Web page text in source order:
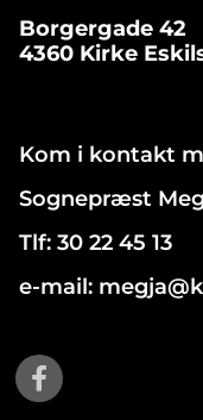
Borgergade 42
4360 Kirke
Kom i kontakt
Sognepræst
Tlf: 30 22 45 13
e-mail: